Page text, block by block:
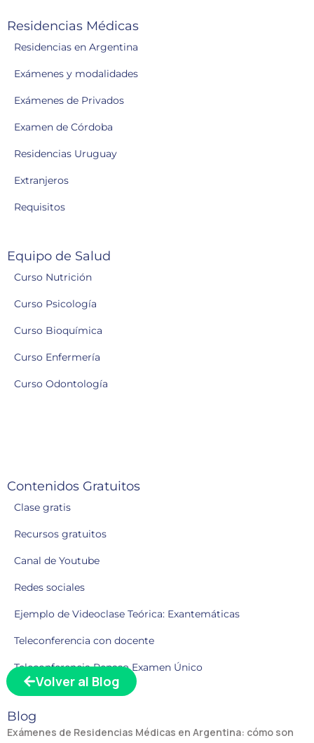
Volver al Blog
Residencias Médicas
Residencias en Argentina
Exámenes y modalidades
Exámenes de Privados
Examen de Córdoba
Residencias Uruguay
Extranjeros
Requisitos
Equipo de Salud
Curso Nutrición
Curso Psicología
Curso Bioquímica
Curso Enfermería
Curso Odontología
Contenidos Gratuitos
Clase gratis
Recursos gratuitos
Canal de Youtube
Redes sociales
Ejemplo de Videoclase Teórica: Exantemáticas
Teleconferencia con docente
Teleconferencia Repaso Examen Único
Blog
Exámenes de Residencias Médicas en Argentina: cómo son